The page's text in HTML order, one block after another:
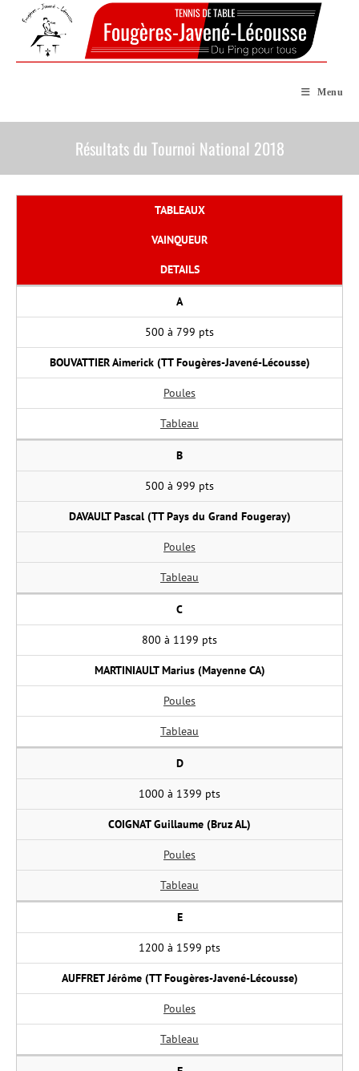
content
Menu
Résultats du Tournoi National 2018
TABLEAUX
VAINQUEUR
DETAILS
A
500 à 799 pts
BOUVATTIER Aimerick (TT Fougères-Javené-Lécousse)
Poules
Tableau
B
500 à 999 pts
DAVAULT Pascal (TT Pays du Grand Fougeray)
Poules
Tableau
C
800 à 1199 pts
MARTINIAULT Marius (Mayenne CA)
Poules
Tableau
D
1000 à 1399 pts
COIGNAT Guillaume (Bruz AL)
Poules
Tableau
E
1200 à 1599 pts
AUFFRET Jérôme (TT Fougères-Javené-Lécousse)
Poules
Tableau